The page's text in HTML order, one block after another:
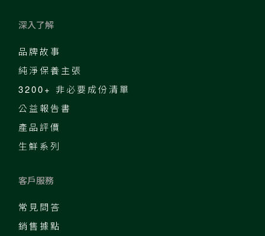
深入了解
品牌故事
純淨保養主張
3200+ 非必要成份清單
公益報告書
產品評價
生鮮系列
客戶服務
常見問答
銷售據點